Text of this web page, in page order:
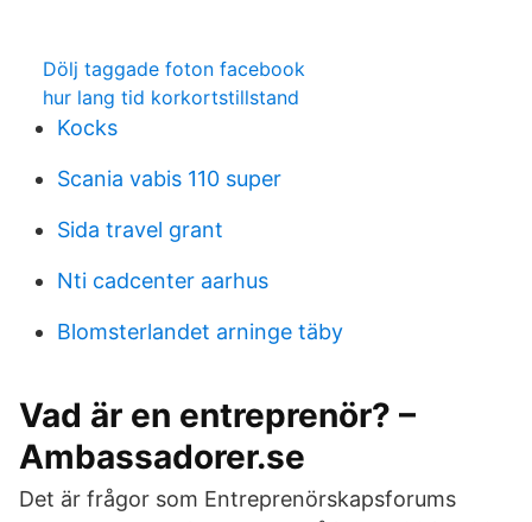
Dölj taggade foton facebook
hur lang tid korkortstillstand
Kocks
Scania vabis 110 super
Sida travel grant
Nti cadcenter aarhus
Blomsterlandet arninge täby
Vad är en entreprenör? –
Ambassadorer.se
Det är frågor som Entreprenörskapsforums